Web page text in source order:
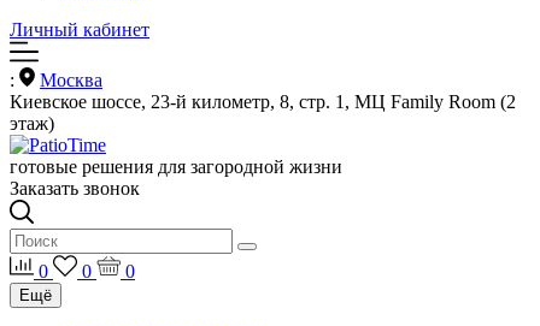
Личный кабинет
:
Москва
Киевское шоссе, 23-й километр, 8, стр. 1, МЦ Family Room (2
этаж)
готовые решения для загородной жизни
Заказать звонок
0 0 0
Ещё